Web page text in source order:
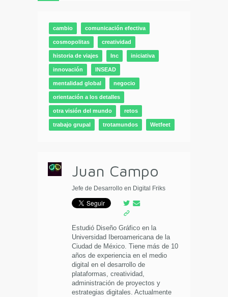
cambio comunicación efectiva
cosmopolitas creatividad
historia de viajes Inc iniciativa
innovación INSEAD
mentalidad global negocio
orientación a los detalles
otra visión del mundo retos
trabajo grupal trotamundos Wetfeet
Juan Campo
Jefe de Desarrollo en Digital Friks
Estudió Diseño Gráfico en la
Universidad Iberoamericana de la
Ciudad de México. Tiene más de 10
años de experiencia en el medio
digital en el desarrollo de
plataformas, creatividad,
administración de proyectos y
estrategias digitales. Actualmente